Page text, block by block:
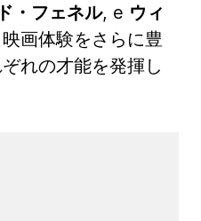
・フェネル, e ウィ
画体験をさらに豊
れの才能を発揮し